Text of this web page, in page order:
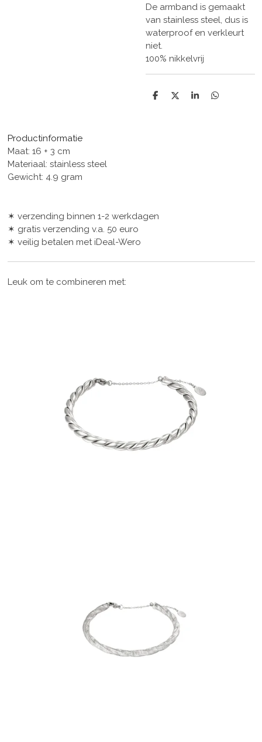
De armband is gemaakt
van stainless steel, dus is
waterproof en verkleurt
niet.
100% nikkelvrij
D
D
S
D
Productinformatie
Maat: 16 + 3 cm
Materiaal: stainless steel
Gewicht: 4.9 gram
✶ verzending binnen 1-2 werkdagen
✶ gratis verzending v.a. 50 euro
✶ veilig betalen met iDeal-Wero
Leuk om te combineren met: